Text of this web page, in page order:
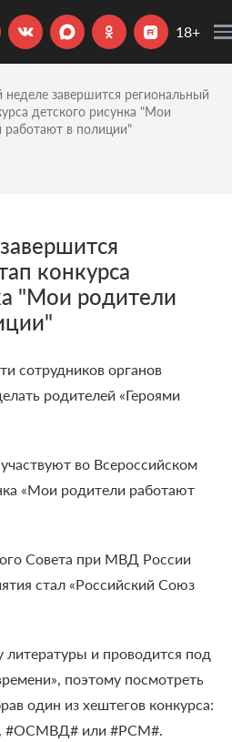
18+
неделе завершится региональный
детского рисунка "Мои
работают в полиции"
конкурса
"Мои родители
сотрудников органов
родителей «Героями
во Всероссийском
«Мои родители работают
Совета при МВД России
стал «Российский Союз
литературы и проводится под
поэтому посмотреть
один из хештегов конкурса:
#ОСМВД# или #РСМ#.